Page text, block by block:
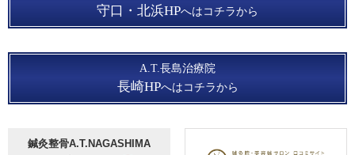
守口・北浜HPへはコチラから
A.T.長島治療院
長崎HPへはコチラから
鍼灸整骨A.T.NAGASHIMA